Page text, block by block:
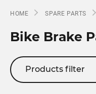
HOME SPARE PARTS
Bike Brake
Products filter